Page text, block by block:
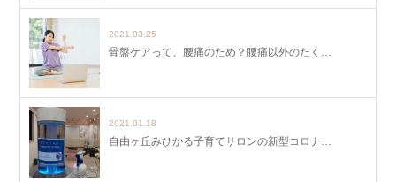
2021.03.25
骨盤ケアって、腰痛のため？腰痛以外のたく…
2021.01.18
自由ヶ丘みひかる子育てサロンの新型コロナ…